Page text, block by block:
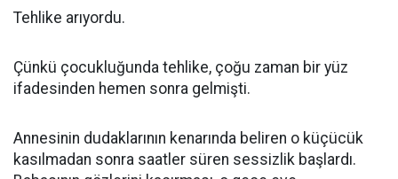
Tehlike arıyordu.
Çünkü çocukluğunda tehlike, çoğu zaman bir yüz
ifadesinden hemen sonra gelmişti.
Annesinin dudaklarının kenarında beliren o küçücük
kasılmadan sonra saatler süren sessizlik başlardı.